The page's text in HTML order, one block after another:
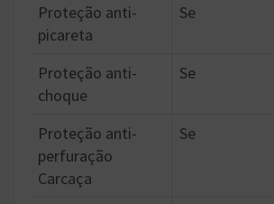
Proteção anti-
picareta
Se
Proteção anti-
choque
Se
Proteção anti-
perfuração
Carcaça
Se